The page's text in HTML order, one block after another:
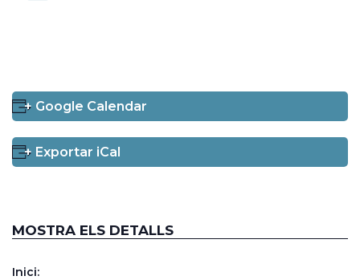
+ Google Calendar
+ Exportar iCal
MOSTRA ELS DETALLS
Inici: